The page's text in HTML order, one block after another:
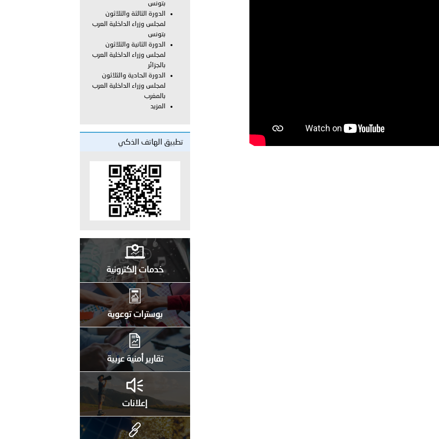
سلطنة عُمان ـ 1448/02/21هـ ــ الموافق 2026/08/04 م - دفعة جديدة من حماة الحق وحراس المبادئ تلتحق بشرطة عُمان
بتونس
الدورة الثالثة والثلاثون
لمجلس وزراء الداخلية العرب
بتونس
الدورة الثانية والثلاثون
لمجلس وزراء الداخلية العرب
بالجزائر
الدورة الحادية والثلاثون
لمجلس وزراء الداخلية العرب
بالمغرب
المزيد
تطبيق الهاتف الذكي
خدمات إلكترونية
بوسترات توعوية
تقارير أمنية عربية
إعلانات